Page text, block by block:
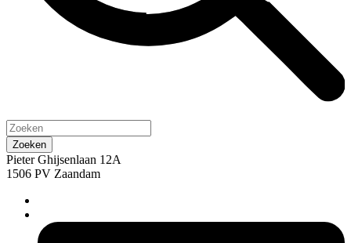
Pieter Ghijsenlaan 12A
1506 PV Zaandam